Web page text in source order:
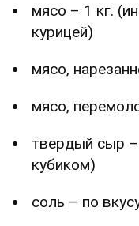
мясо – 1 кг.
курицей)
мясо,
мясо,
твердый сыр
кубиком)
соль – по